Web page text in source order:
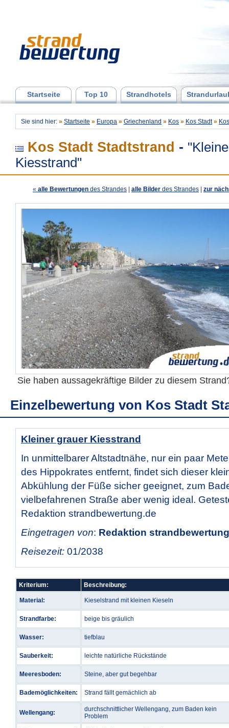
Startseite Top 10 Strandhotels
Sie sind hier: » Startseite » Europa » Griechenland » Kos » Kos Stadt »
Kos Stadt Stadtstrand -
Kiesstrand"
« alle Bewertungen des Strandes alle Bilder des Strandes zur
Sie haben aussagekräftige Bilder zu diesem
Einzelbewertung von Kos Stadt
Kleiner grauer Kiesstrand
In unmittelbarer Altstadtnähe, nur ein paar
des Hippokrates entfernt, findet sich dieser
Abkühlung der Füße sicher geeignet, zum
vielbefahrenen Straße aber wenig ideal.
Redaktion strandbewertung.de
Eingetragen von: Redaktion
Reisezeit: 01/2038
Kriterium: Beschreibung:
Material: Kieselstrand mit kleinen Kieseln
Strandfarbe: beige bis gräulich
Wasser: tiefblau
Sauberkeit: leichte natürliche Rückstände
Meeresboden: Steine, aber gut begehbar
Bademöglichkeiten: Strand fällt gemächlich ab
Wellengang:
durchschnittlicher Wellengang, zum Baden kein
Problem